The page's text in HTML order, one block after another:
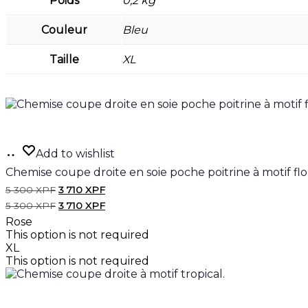
Couleur Bleu
Taille XL
Ajouter
panier
Add to wishlist
Chemise coupe droite en soie poche poitrine à motif
5 300XPF Le
prix
initial
5
3 710 XPFLe
prix
actuel
3
710 XPF.
5 300XPF Le
était :
300 XPF.
3 710 XPFLe
est :
710 XPF.
Rose
This option is not required
XL
This option is not required